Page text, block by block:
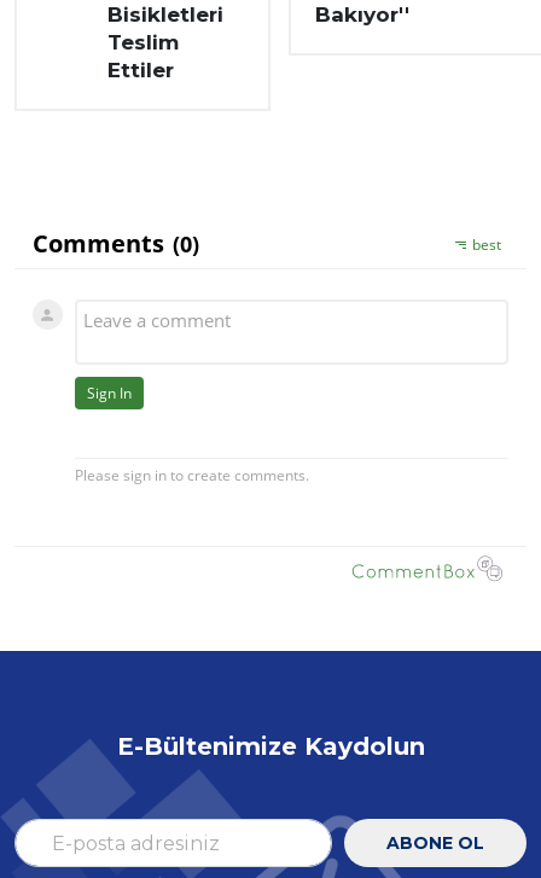
Bisikletleri
Teslim
Ettiler
Bakıyor''
E-Bültenimize Kaydolun
ABONE OL